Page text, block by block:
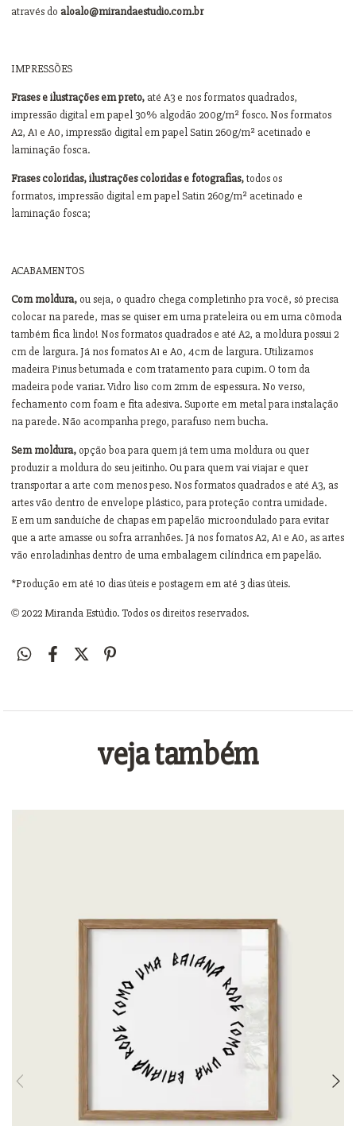
através doaloalo@mirandaestudio.com.br
IMPRESSÕES
Frases e ilustrações em preto,até A3 e nos formatos quadrados,
impressão digital em papel 30% algodão 200g/m² fosco. Nos formatos
A2, A1 e A0, impressão digital em papel Satin 260g/m² acetinado e
laminação fosca.
Frases coloridas, ilustrações coloridas e fotografias,todos os
formatos, impressão digital em papel Satin 260g/m² acetinado e
laminação fosca;
ACABAMENTOS
Com moldura,ou seja, o quadro chega completinho pra você, só precisa
colocar na parede, mas se quiser em uma prateleira ou em uma cômoda
também fica lindo! Nos formatos quadrados e até A2, a moldura possui 2
cm de largura. Já nos fomatos A1 e A0, 4cm de largura. Utilizamos
madeira Pinus betumada e com tratamento para cupim. O tom da
madeira pode variar. Vidro liso com 2mm de espessura. No verso,
fechamento com foam e fita adesiva. Suporte em metal para instalação
na parede. Não acompanha prego, parafuso nem bucha.
Sem moldura,opção boa para quem já tem uma moldura ou quer
produzir a moldura do seu jeitinho. Ou para quem vai viajar e quer
transportar a arte com menos peso. Nos formatos quadrados e até A3, as
artes vão dentro de envelope plástico, para proteção contra umidade.
E em um sanduíche de chapas em papelão microondulado para evitar
que a arte amasse ou sofra arranhões. Já nos fomatos A2, A1 e A0, as artes
vão enroladinhas dentro de uma embalagem cilíndrica em papelão.
*Produção em até 10 dias úteis e postagem em até 3 dias úteis.
©2022 Miranda Estúdio. Todos os direitos reservados.
veja também